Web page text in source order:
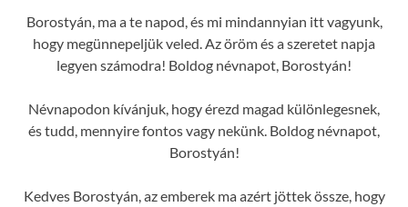
Borostyán, ma a te napod, és mi mindannyian itt vagyunk,
hogy megünnepeljük veled. Az öröm és a szeretet napja
legyen számodra! Boldog névnapot, Borostyán!
Névnapodon kívánjuk, hogy érezd magad különlegesnek,
és tudd, mennyire fontos vagy nekünk. Boldog névnapot,
Borostyán!
Kedves Borostyán, az emberek ma azért jöttek össze, hogy